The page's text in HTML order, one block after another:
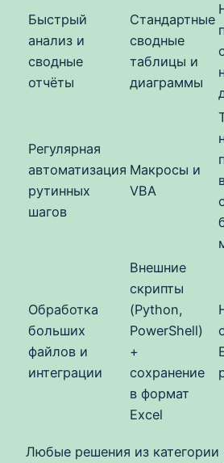
Быстрый
анализ и
сводные
отчёты
Стандартные
сводные
таблицы и
диаграммы
Регулярная
автоматизация
рутинных
шагов
Макросы и
VBA
Обработка
больших
файлов и
интеграции
Внешние
скрипты
(Python,
PowerShell)
+
сохранение
в формат
Excel
Любые решения из категории